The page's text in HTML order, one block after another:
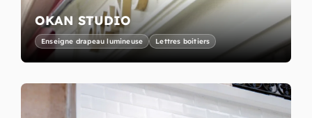
OKAN STUDIO
Enseigne drapeau lumineuse Lettres boitiers